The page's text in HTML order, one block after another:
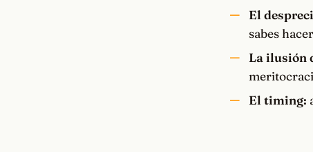
El
sabes
La ilusión
El timing: